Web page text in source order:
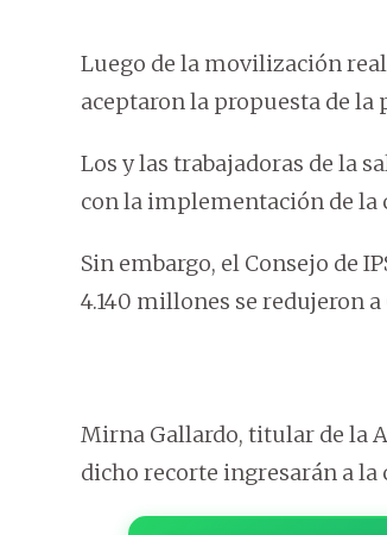
Luego de la movilización
aceptaron la propuesta de la
Los y las trabajadoras de la
con la implementación de la
Sin embargo, el Consejo de
4.140 millones se redujeron
Mirna Gallardo, titular de la
dicho recorte ingresarán a la